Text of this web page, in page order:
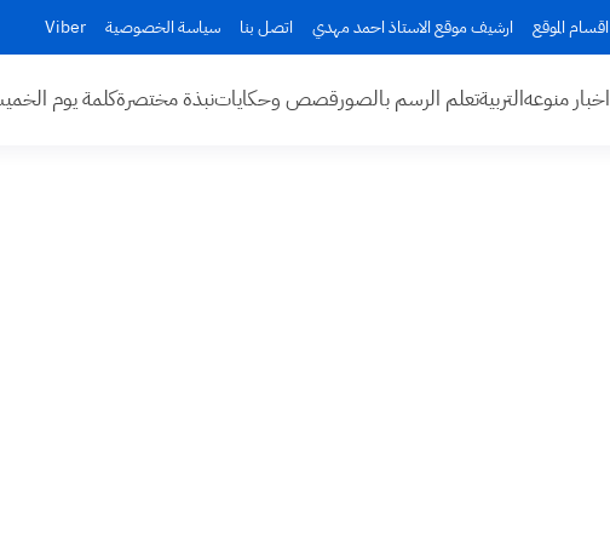
اقسام الموقع ارشيف موقع الاستاذ احمد مهدي اتصل بنا سياسة الخصوصية Viber
اخبار منوعهالتربيةتعلم الرسم بالصورقصص وحكاياتنبذة مختصرةكلمة يوم